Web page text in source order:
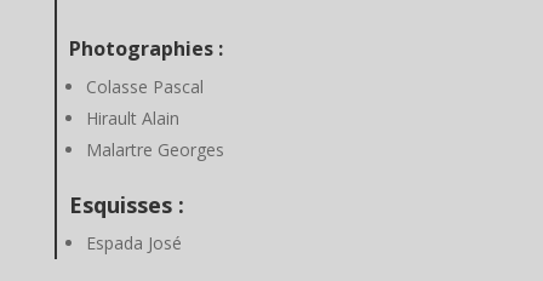
Photographies :
Colasse Pascal
Hirault Alain
Malartre Georges
Esquisses :
Espada José